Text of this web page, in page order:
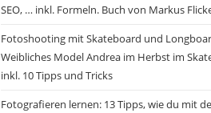
SEO, … inkl. Formeln. Buch von Markus
Fotoshooting mit Skateboard und
Weibliches Model Andrea im Herbst im
inkl. 10 Tipps und Tricks
Fotografieren lernen: 13 Tipps, wie du mit